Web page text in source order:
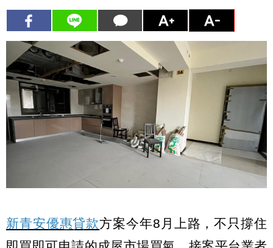
新青安優惠貸款方案今年8月上路，不只撐住